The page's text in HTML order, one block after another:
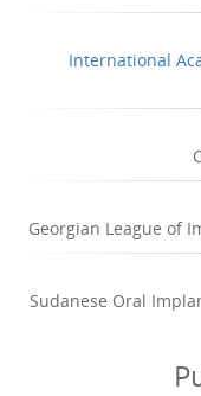
International
Georgian League of
Sudanese Oral